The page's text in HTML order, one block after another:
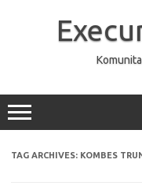
TAG ARCHIVES: KOMBES